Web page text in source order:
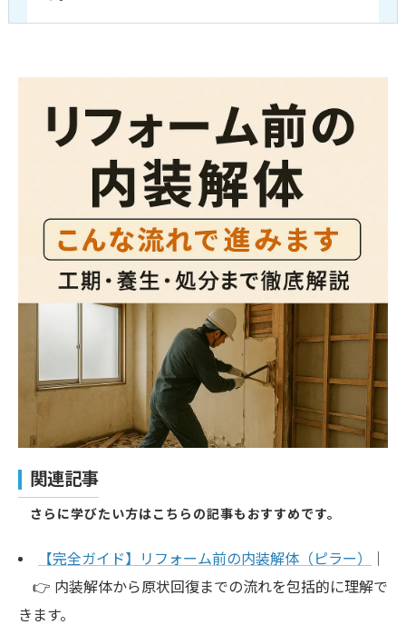
関連記事
さらに学びたい方はこちらの記事もおすすめです。
【完全ガイド】リフォーム前の内装解体（ピラー）
👉 内装解体から原状回復までの流れを包括的に理解で
きます。